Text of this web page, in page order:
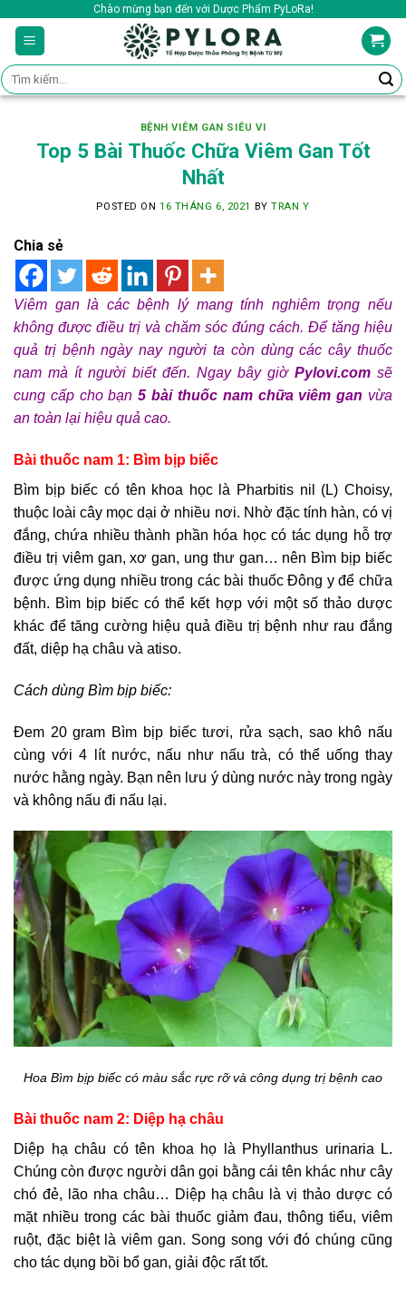
content
Chào mừng bạn đến với Dược Phẩm PyLoRa!
Tìm
kiếm:
BỆNH VIÊM GAN SIÊU VI
Top 5 Bài Thuốc Chữa Viêm Gan Tốt
Nhất
POSTED ON 16 THÁNG 6, 2021 BYTRAN Y
Chia sẻ
Viêm gan là các bệnh lý mang tính nghiêm trọng nếu
không được điều trị và chăm sóc đúng cách. Để tăng hiệu
quả trị bệnh ngày nay người ta còn dùng các cây thuốc
nam mà ít người biết đến. Ngay bây giờ Pylovi.com sẽ
cung cấp cho bạn5 bài thuốc nam chữa viêm gan vừa
an toàn lại hiệu quả cao.
Bài thuốc nam 1: Bìm bịp biếc
Bìm bịp biếc có tên khoa học là Pharbitis nil (L) Choisy,
thuộc loài cây mọc dại ở nhiều nơi. Nhờ đặc tính hàn, có vị
đắng, chứa nhiều thành phần hóa học có tác dụng hỗ trợ
điều trị viêm gan, xơ gan, ung thư gan… nên Bìm bịp biếc
được ứng dụng nhiều trong các bài thuốc Đông y để chữa
bệnh. Bìm bịp biếc có thể kết hợp với một số thảo dược
khác để tăng cường hiệu quả điều trị bệnh như rau đắng
đất, diệp hạ châu và atiso.
Cách dùng Bìm bịp biếc:
Đem 20 gram Bìm bịp biếc tươi, rửa sạch, sao khô nấu
cùng với 4 lít nước, nấu như nấu trà, có thể uống thay
nước hằng ngày. Bạn nên lưu ý dùng nước này trong ngày
và không nấu đi nấu lại.
Hoa Bìm bịp biếc có màu sắc rực rỡ và công dụng trị bệnh cao
Bài thuốc nam 2: Diệp hạ châu
Diệp hạ châu có tên khoa họ là Phyllanthus urinaria L.
Chúng còn được người dân gọi bằng cái tên khác như cây
chó đẻ, lão nha châu… Diệp hạ châu là vị thảo dược có
mặt nhiều trong các bài thuốc giảm đau, thông tiểu, viêm
ruột, đặc biệt là viêm gan. Song song với đó chúng cũng
cho tác dụng bồi bổ gan, giải độc rất tốt.